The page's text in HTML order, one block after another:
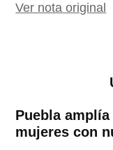
Ver nota original
Puebla
mujeres con